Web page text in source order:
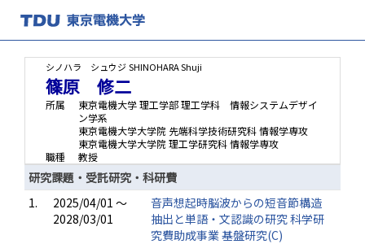
シノハラ シュウジSHINOHARA Shuji
篠原 修二
所属
東京電機大学 理工学部 理工学科 情報システムデザイ
ン学系
東京電機大学大学院 先端科学技術研究科 情報学専攻
東京電機大学大学院 理工学研究科 情報学専攻
職種
教授
研究課題・受託研究・科研費
1.
2025/04/01 ～
2028/03/01
音声想起時脳波からの短音節構造
抽出と単語・文認識の研究 科学研
究費助成事業 基盤研究(C)